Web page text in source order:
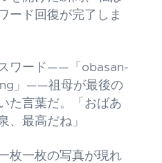
ード回復が完了しま
ワード——「obasan-
」——祖母が最後の
た言葉だ。「おばあ
、最高だね」
枚一枚の写真が現れ